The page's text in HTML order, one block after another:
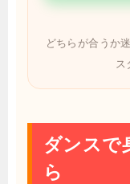
どちらが合うか
ス
ダンスで
ら